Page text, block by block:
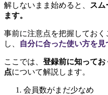
解しないまま始めると、
スム
ます。
事前に注意点を把握してお
し、
自分に合った使い方を見
ここでは、 登録前に知ってお
点について解説します。
会員数がまだ少なめ